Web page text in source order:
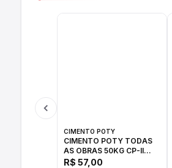
CIMENTO POTY
CIMENTO POTY TODAS
AS OBRAS 50KG CP-II
F/32
R$ 57,00